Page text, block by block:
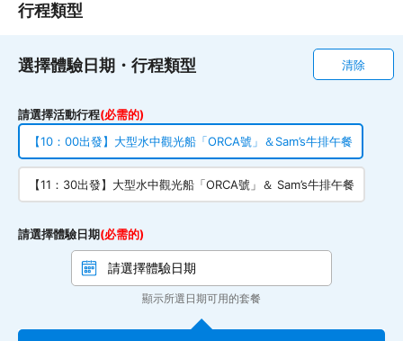
行程類型
選擇體驗日期・行程類型 清除
請選擇活動行程(必需的)
【10：00出發】大型水中觀光船「ORCA號」＆Sam’s牛排午餐
【11：30出發】大型水中觀光船「ORCA號」＆ Sam’s牛排午餐
請選擇體驗日期(必需的)
顯示所選日期可用的套餐